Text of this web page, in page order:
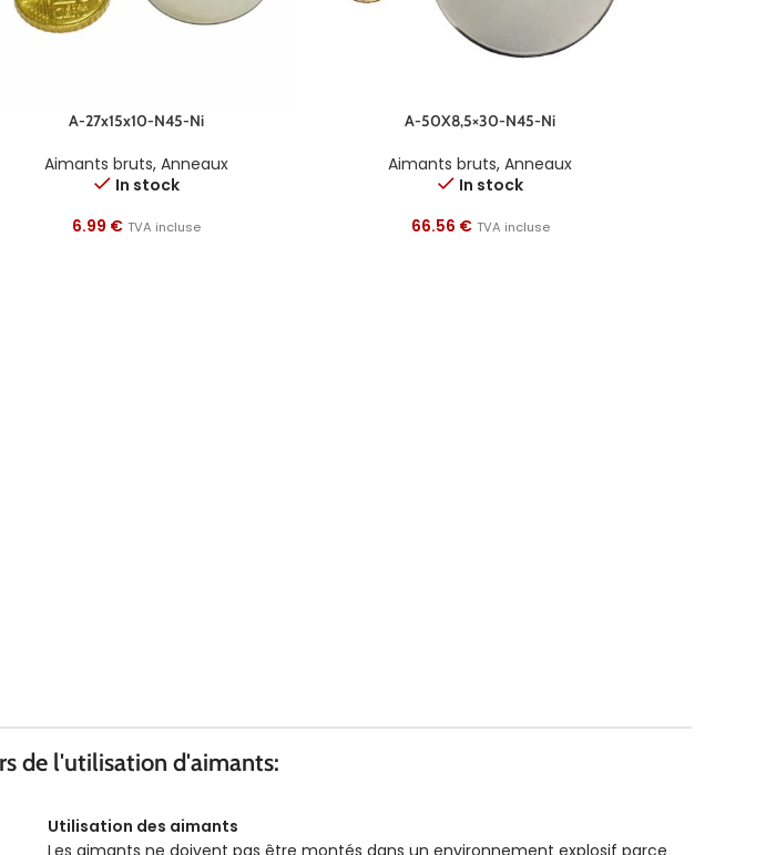
A-27x15x10-N45-Ni
Aimants bruts,Anneaux
In stock
6.99 € TVA incluse
A-50X8,5×30-N45-Ni
Aimants bruts,Anneaux
In stock
66.56 € TVA incluse
de l'utilisation d'aimants:
Utilisation des aimants
Les aimants ne doivent pas être montés dans un environnement explosif parce